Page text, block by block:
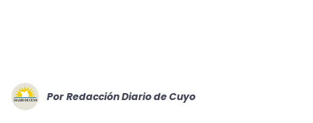
Por Redacción Diario de Cuyo